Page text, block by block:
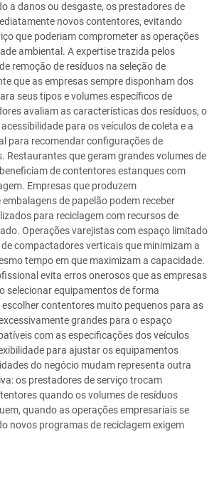
a danos ou desgaste, os prestadores de
novos contentores, evitando
que poderiam comprometer as operações
ambiental. A expertise trazida pelos
remoção de resíduos na seleção de
que as empresas sempre disponham dos
seus tipos e volumes específicos de
avaliam as características dos resíduos, o
para os veículos de coleta e a
para recomendar configurações de
Restaurantes que geram grandes volumes de
de contentores estanques com
Empresas que produzem
de papelão podem receber
para reciclagem com recursos de
Operações varejistas com espaço limitado
compactadores verticais que minimizam a
tempo em que maximizam a capacidade.
evita erros onerosos que as empresas
selecionar equipamentos de forma
contentores muito pequenos para as
grandes para o espaço
com as especificações dos veículos
para ajustar os equipamentos
do negócio mudam representa outra
os prestadores de serviço trocam
quando os volumes de resíduos
quando as operações empresariais se
novos programas de reciclagem exigem